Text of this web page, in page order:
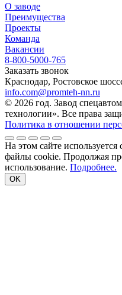
О заводе
Преимущества
Проекты
Команда
Вакансии
8-800-5000-765
Заказать звонок
Краснодар, Ростовское
info.com@promteh-nn.ru
© 2026 год. Завод
технологии». Все права
Политика в отношении
На этом сайте
файлы cookie. Продолжая
использование. Подробнее.
OK